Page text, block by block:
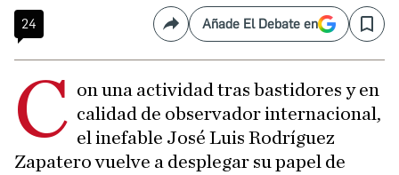
24 CompartirAñade El Debate en Save
C on una actividad tras bastidores y en
calidad de observador internacional,
el inefable José Luis Rodríguez
Zapatero vuelve a desplegar su papel de